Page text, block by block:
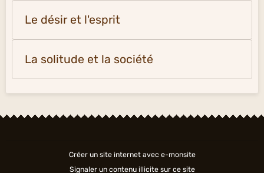
Le désir et l'esprit
La solitude et la société
Créer un site internet avec e-monsite
Signaler un contenu illicite sur ce site